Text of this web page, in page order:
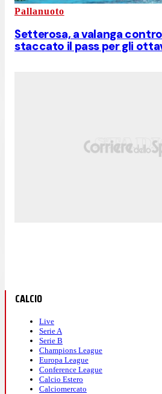
Pallanuoto
Setterosa, a valanga
staccato il pass per gli
CALCIO
Live
Serie A
Serie B
Champions League
Europa League
Conference League
Calcio Estero
Calciomercato